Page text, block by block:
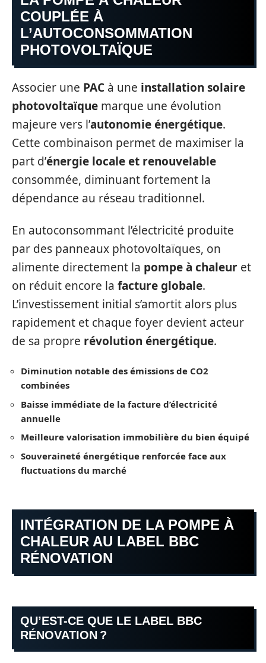
COUPLÉE À
L’AUTOCONSOMMATION
PHOTOVOLTAÏQUE
Associer une PAC à une installation solaire
photovoltaïque marque une évolution
majeure vers l’autonomie énergétique.
Cette combinaison permet de maximiser la
part d’énergie locale et renouvelable
consommée, diminuant fortement la
dépendance au réseau traditionnel.
En autoconsommant l’électricité produite
par des panneaux photovoltaïques, on
alimente directement la pompe à chaleur et
on réduit encore la facture globale.
L’investissement initial s’amortit alors plus
rapidement et chaque foyer devient acteur
de sa propre révolution énergétique.
Diminution notable des émissions de CO2
combinées
Baisse immédiate de la facture d’électricité
annuelle
Meilleure valorisation immobilière du bien équipé
Souveraineté énergétique renforcée face aux
fluctuations du marché
INTÉGRATION DE LA POMPE À
CHALEUR AU LABEL BBC
RÉNOVATION
QU’EST-CE QUE LE LABEL BBC
RÉNOVATION ?